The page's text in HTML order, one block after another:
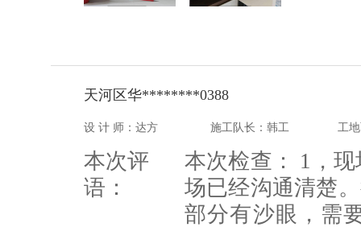
天河区华********0388
设 计 师：达方 施工队长：韩工 工
本次评
语：
本次检查： 1，
场已经沟通清楚
部分有沙眼，需